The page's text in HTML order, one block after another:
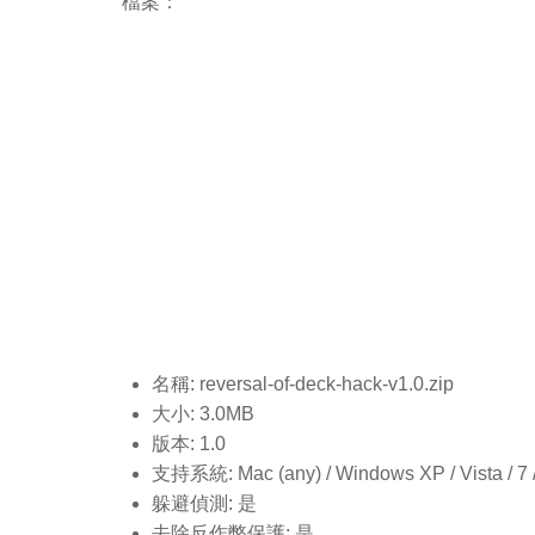
名稱: reversal-of-deck-hack-v1.0.zip
大小: 3.0MB
版本: 1.0
支持系統: Mac (any) / Windows XP / Vista / 7
躲避偵測: 是